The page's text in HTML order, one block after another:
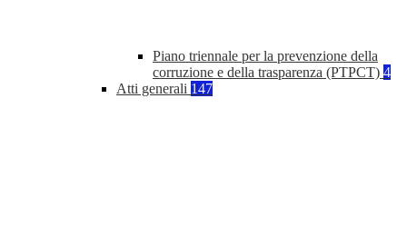
Piano triennale per la prevenzione della
corruzione e della trasparenza (PTPCT) 4
Atti generali 147